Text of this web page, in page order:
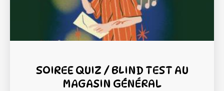
SOIREE QUIZ / BLIND TEST AU
MAGASIN GÉNÉRAL